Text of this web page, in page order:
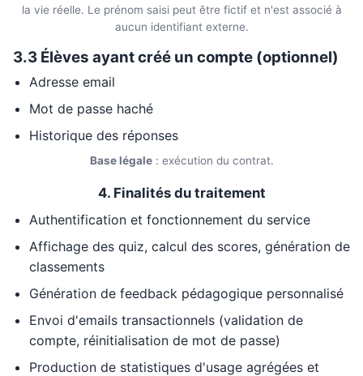
la vie réelle. Le prénom saisi peut être fictif et n'est associé à
aucun identifiant externe.
3.3 Élèves ayant créé un compte (optionnel)
Adresse email
Mot de passe haché
Historique des réponses
Base légale: exécution du contrat.
4. Finalités du traitement
Authentification et fonctionnement du service
Affichage des quiz, calcul des scores, génération de
classements
Génération de feedback pédagogique personnalisé
Envoi d'emails transactionnels (validation de
compte, réinitialisation de mot de passe)
Production de statistiques d'usage agrégées et